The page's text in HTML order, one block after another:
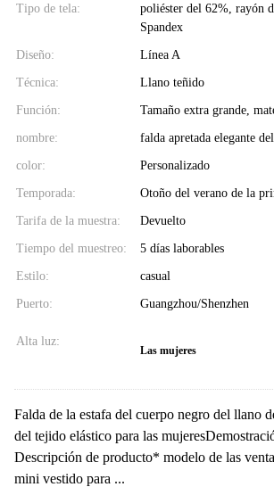
Tipo de tela:
poliéster del 62%, rayón
Spandex
Diseño: Línea A
Técnica: Llano teñido
Función: Tamaño extra grande,
nombre: falda apretada elegante
color: Personalizado
Temporada: Otoño del verano de la
Tarifa de la muestra: Devuelto
Tiempo del muestreo: 5 días laborables
Estilo: casual
Puerto: Guangzhou/Shenzhen
Alta luz:
Las mujeres
Falda de la estafa del cuerpo negro del llano
del tejido elástico para las
Descripción de producto* modelo de las
mini vestido para ...